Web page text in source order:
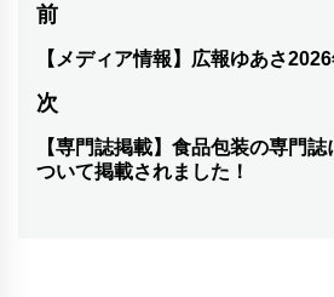
投
稿
ナ
ビ
ゲ
前
前
の
投
稿:
【メディア情報】広報ゆあさ
次
次
の
【専門誌掲載】食品包装の専門
ついて掲載されました！